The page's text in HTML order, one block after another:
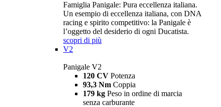
Famiglia Panigale: Pura eccellenza italiana.
Un esempio di eccellenza italiana, con DNA
racing e spirito competitivo: la Panigale è
l’oggetto del desiderio di ogni Ducatista.
scopri di più
V2
Panigale V2
120 CV Potenza
93,3 Nm Coppia
179 kg Peso in ordine di marcia
senza carburante